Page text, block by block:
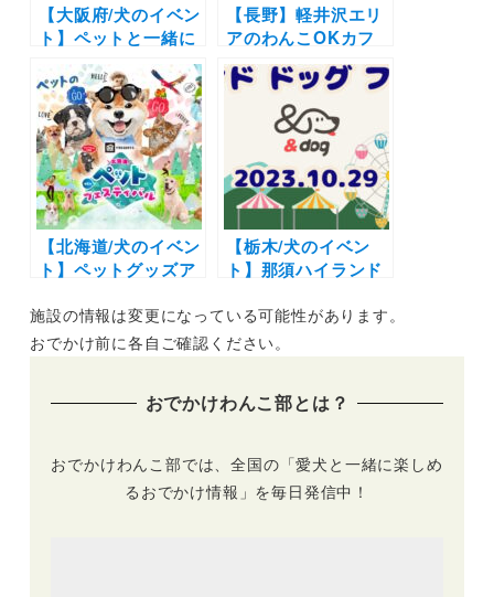
【大阪府/犬のイベン
ト】ペットと一緒に
楽しめる参加型イベ
ント・ショップが盛
りだくさん！タレン
トのトークショーも
♪「Pet博2022 大
阪」（インテックス
大阪）
【長野】軽井沢エリ
アのわんこOKカフ
ェ・レストラン9
選！自然豊かでオシ
ャレなテラス席、店
内同伴OK＆わんこ
用メニューも！
【北海道/犬のイベン
ト】ペットグッズア
日中楽しめる「第6
回北海道ペットフェ
イムアイスアリー
【栃木/犬のイベン
ト】那須ハイランド
「アンドドッグフェ
ス」わんちゃんに関
施設の情報は変更になっている可能性があります。
おでかけ前に各自ご確認ください。
おでかけわんこ部とは？
おでかけわんこ部では、全国の「愛犬と一緒に楽しめ
るおでかけ情報」を毎日発信中！